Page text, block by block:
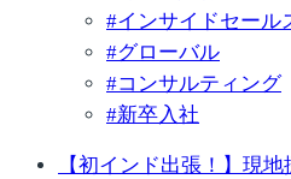
#インサイドセール
#グローバル
#コンサルティング
#新卒入社
【初インド出張！】現